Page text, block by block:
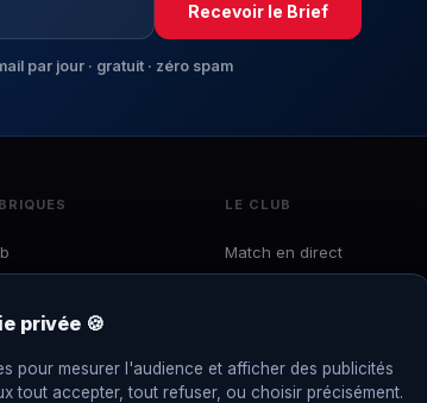
Recevoir le Brief
par jour · gratuit · zéro spam
1
LE CLUB
Match en direct
Interviews
privée 🍪
pour mesurer l'audience et afficher des publicités
tout accepter, tout refuser, ou choisir précisément.